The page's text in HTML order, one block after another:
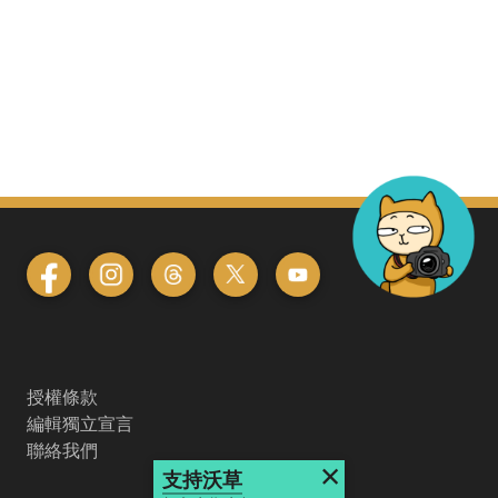
授權條款
編輯獨立宣言
聯絡我們
支持沃草 ×